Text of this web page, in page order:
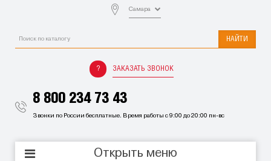
Самара
НАЙТИ
ЗАКАЗАТЬ ЗВОНОК
8 800 234 73 43
Звонки по России бесплатные. Время работы с 9:00 до 20:00 пн-вс
Открыть меню